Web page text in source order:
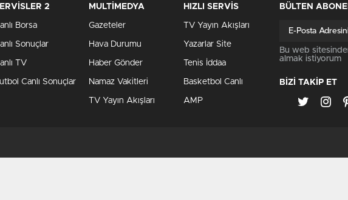
2
Borsa
Sonuçlar
TV
Canlı Sonuçlar
MULTİMEDYA
Gazeteler
Hava Durumu
Haber Gönder
Namaz Vakitleri
TV Yayın Akışları
HIZLI SERVİS
TV Yayın Akışları
Yazarlar Site
Tenis İddaa
Basketbol Canlı
AMP
BÜLTEN
Bu web
almak istiyorum
BİZİ TAKİP ET